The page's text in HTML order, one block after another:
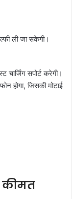
ली जा सकेगी।
सपोर्ट करेगी।
होगा, जिसकी मोटाई
कीमत